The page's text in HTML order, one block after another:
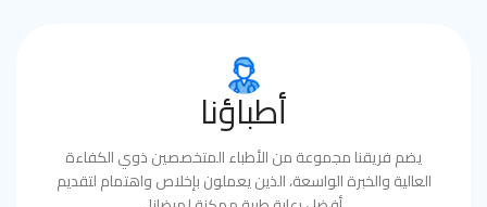
أطباؤنا
يضم فريقنا مجموعة من الأطباء المتخصصين ذوي الكفاءة
العالية والخبرة الواسعة، الذين يعملون بإخلاص واهتمام لتقديم